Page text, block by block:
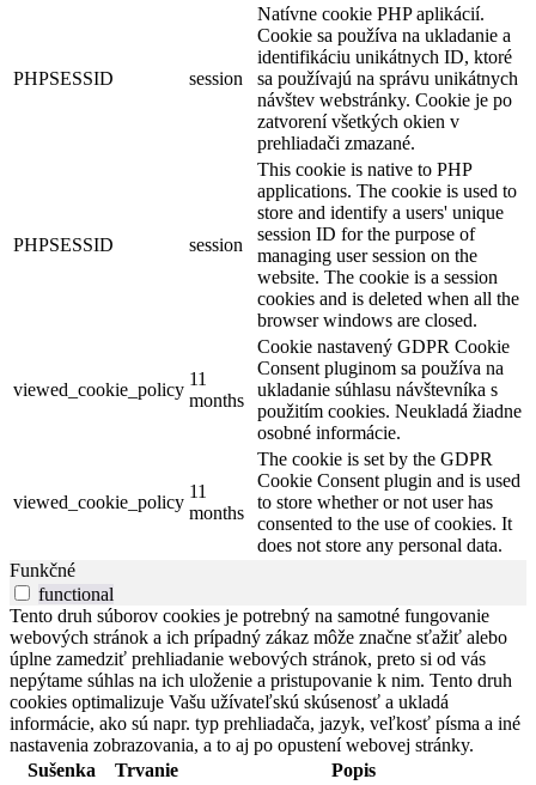
PHPSESSID session
Natívne cookie PHP aplikácií.
Cookie sa používa na ukladanie a
identifikáciu unikátnych ID, ktoré
sa používajú na správu unikátnych
návštev webstránky. Cookie je po
zatvorení všetkých okien v
prehliadači zmazané.
PHPSESSID session
This cookie is native to PHP
applications. The cookie is used to
store and identify a users' unique
session ID for the purpose of
managing user session on the
website. The cookie is a session
cookies and is deleted when all the
browser windows are closed.
viewed_cookie_policy
11
months
Cookie nastavený GDPR Cookie
Consent pluginom sa používa na
ukladanie súhlasu návštevníka s
použitím cookies. Neukladá žiadne
osobné informácie.
viewed_cookie_policy
11
months
The cookie is set by the GDPR
Cookie Consent plugin and is used
to store whether or not user has
consented to the use of cookies. It
does not store any personal data.
Funkčné
functional
Tento druh súborov cookies je potrebný na samotné fungovanie
webových stránok a ich prípadný zákaz môže značne sťažiť alebo
úplne zamedziť prehliadanie webových stránok, preto si od vás
nepýtame súhlas na ich uloženie a pristupovanie k nim. Tento druh
cookies optimalizuje Vašu užívateľskú skúsenosť a ukladá
informácie, ako sú napr. typ prehliadača, jazyk, veľkosť písma a iné
nastavenia zobrazovania, a to aj po opustení webovej stránky.
Sušenka
Trvanie Popis